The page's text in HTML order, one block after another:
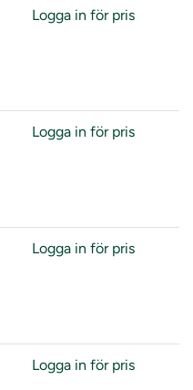
Logga in för pris
Logga in för pris
Logga in för pris
Logga in för pris